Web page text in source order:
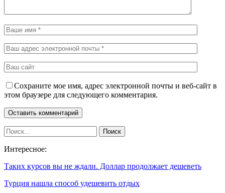
Сохраните мое имя, адрес электронной почты и веб-сайт в
этом браузере для следующего комментария.
Интересное:
Таких курсов вы не ждали. Доллар продолжает дешеветь
Турция нашла способ удешевить отдых